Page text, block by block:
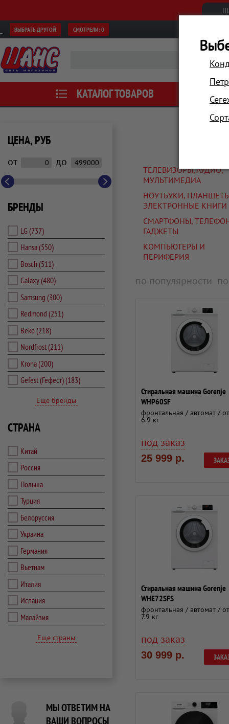
ВЫБРАТЬ ДРУГОЙ СМОТРЕЛИ:0
КАТАЛОГ ТОВАРОВ АКЦИИ
ЦЕНА, РУБ
от до
БРЕНДЫ
LG (737)
Hansa(550)
Bosch (511)
Galaxy(480)
Samsung (300)
Redmond (251)
Beko(218)
Nordfrost(211)
Krona(200)
Gefest (Гефест)(183)
Еще бренды
СТРАНА
Китай
Россия
Польша
Турция
Белоруссия
Украина
Германия
Вьетнам
Италия
Испания
Малайзия
Еще страны
МЫ ОТВЕТИМ НА
ВАШИ ВОПРОСЫ
ТЕЛЕВИЗОРЫ, АУДИО,
МУЛЬТИМЕДИА
НОУТБУКИ,
ЭЛЕКТРОННЫЕ КНИГИ
СМАРТФОНЫ,
ГАДЖЕТЫ
КОМПЬЮТЕРЫ И
ПЕРИФЕРИЯ
по популярности
Стиральная машина Gorenje
WHP60SF
фронтальная / автомат /
6.9 кг
под заказ
25 999 р.
Стиральная машина Gorenje
WHE72SFS
фронтальная / автомат /
7.9 кг
под заказ
30 999 р.